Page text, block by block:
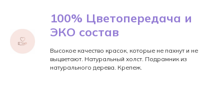
100% Цветопередача и
ЭКО состав
Высокое качество красок, которые не пахнут и не
выцветают. Натуральный холст. Подрамник из
натурального дерева. Крепеж.